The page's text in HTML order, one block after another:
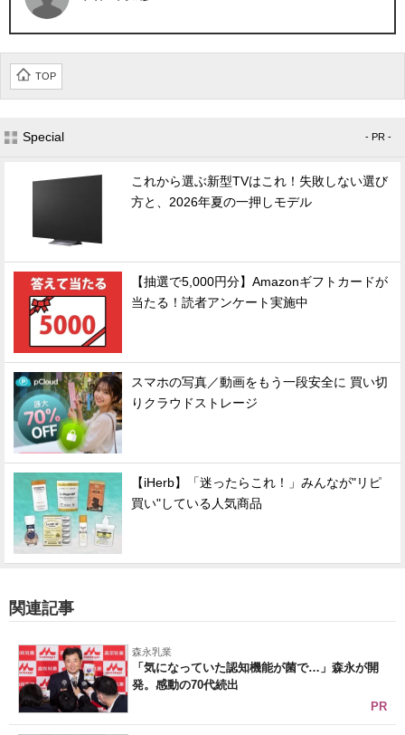
TOP
Special - PR -
これから選ぶ新型TVはこれ！失敗しない選び
方と、2026年夏の一押しモデル
【抽選で5,000円分】Amazonギフトカードが
当たる！読者アンケート実施中
スマホの写真／動画をもう一段安全に 買い切
りクラウドストレージ
【iHerb】「迷ったらこれ！」みんなが"リピ
買い"している人気商品
関連記事
森永乳業
「気になっていた認知機能が菌で…」森永が開
発。感動の70代続出
PR